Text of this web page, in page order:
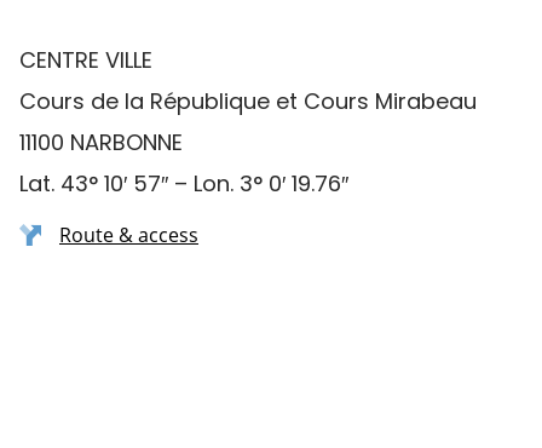
CENTRE VILLE
Cours de la République et Cours Mirabeau
11100 NARBONNE
Lat. 43° 10′ 57″ – Lon. 3° 0′ 19.76″
Route & access